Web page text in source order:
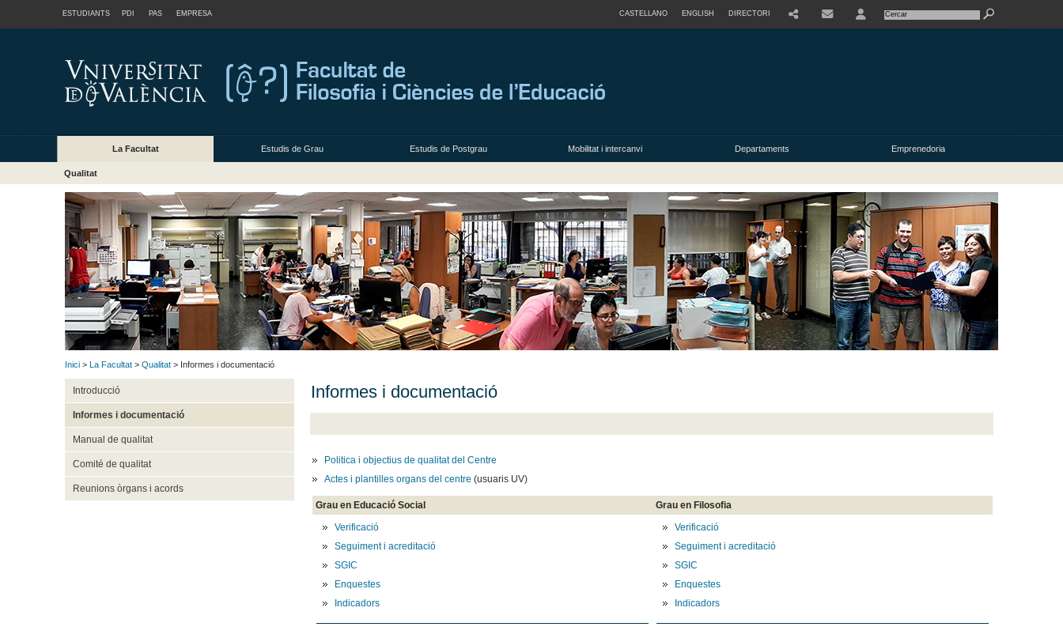
ESTUDIANTS PDI PAS EMPRESA CASTELLANO ENGLISH DIRECTORI
La Facultat Estudis de Grau Estudis de Postgrau Mobilitat i intercanvi Departaments Emprenedoria
Qualitat
Inici > La Facultat > Qualitat > Informes i documentació
Introducció
Informes i documentació
Manual de qualitat
Comité de qualitat
Reunions òrgans i acords
Informes i documentació
Politica i objectius de qualitat del Centre
Actes i plantilles organs del centre (usuaris UV)
Grau en Educació Social
Grau en Filosofia
Verificació
Seguiment i acreditació
SGIC
Enquestes
Indicadors
Verificació
Seguiment i acreditació
SGIC
Enquestes
Indicadors